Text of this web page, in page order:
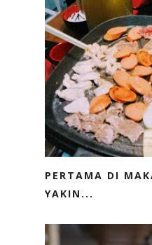
PERTAMA DI
YAKIN...